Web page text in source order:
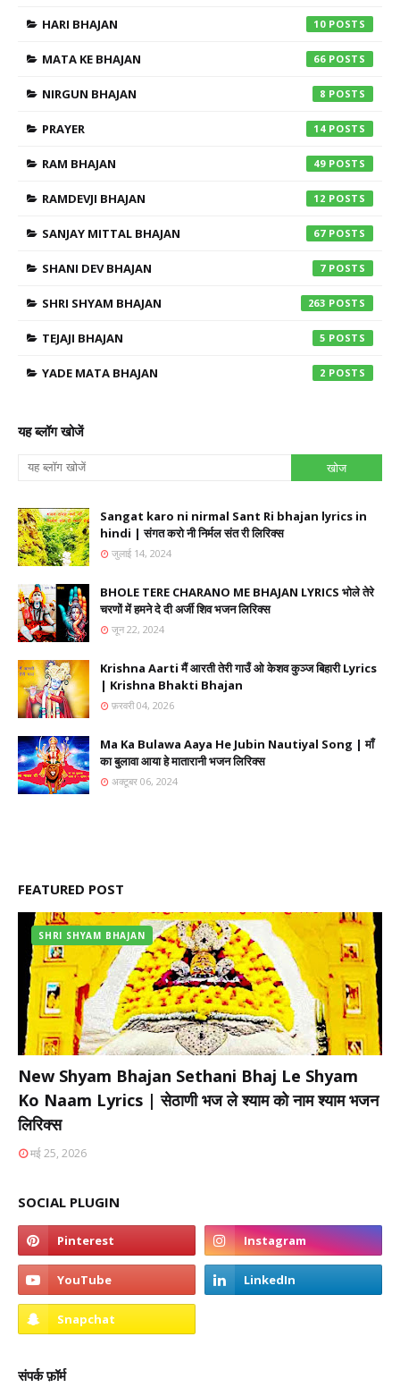
HARI BHAJAN 10
MATA KE BHAJAN 66
NIRGUN BHAJAN 8
PRAYER 14
RAM BHAJAN 49
RAMDEVJI BHAJAN 12
SANJAY MITTAL BHAJAN 67
SHANI DEV BHAJAN 7
SHRI SHYAM BHAJAN 263
TEJAJI BHAJAN 5
YADE MATA BHAJAN 2
यह ब्लॉग खोजें
Sangat karo ni nirmal Sant Ri bhajan lyrics in
hindi | संगत करो नी निर्मल संत री लिरिक्स
जुलाई 14, 2024
BHOLE TERE CHARANO ME BHAJAN LYRICS भोले तेरे
चरणों में हमने दे दी अर्जी शिव भजन लिरिक्स
जून 22, 2024
Krishna Aarti मैं आरती तेरी गाउँ ओ केशव कुञ्ज बिहारी Lyrics
| Krishna Bhakti Bhajan
फ़रवरी 04, 2026
Ma Ka Bulawa Aaya He Jubin Nautiyal Song | माँ
का बुलावा आया हे मातारानी भजन लिरिक्स
अक्टूबर 06, 2024
FEATURED POST
SHRI SHYAM BHAJAN
New Shyam Bhajan Sethani Bhaj Le Shyam
Ko Naam Lyrics | सेठाणी भज ले श्याम को नाम श्याम भजन
लिरिक्स
मई 25, 2026
SOCIAL PLUGIN
संपर्क फ़ॉर्म